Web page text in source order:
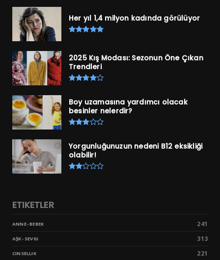
Her yıl 1,4 milyon kadında görülüyor
2025 Kış Modası: Sezonun Öne Çıkan
Trendleri
Boy uzamasına yardımcı olacak
besinler nelerdir?
Yorgunluğunuzun nedeni B12 eksikliği
olabilir!
ETIKETLER
ANNE- BEBEK 241
AŞK- SEVGI 313
CINSELLIK 221